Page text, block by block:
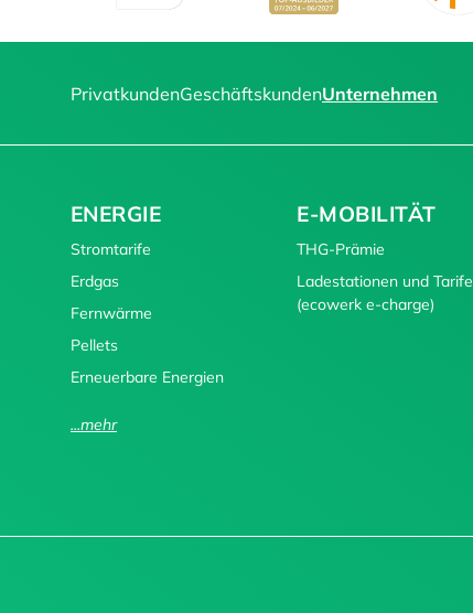
PrivatkundenGeschäftskundenUnternehmen
ENERGIE
Stromtarife
Erdgas
Fernwärme
Pellets
Erneuerbare Energien
...mehr
E-MOBILITÄT
THG-Prämie
Ladestationen und Tarife
(ecowerk e-charge)